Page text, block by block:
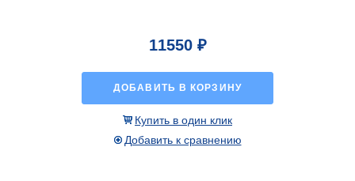
11550 ₽
ДОБАВИТЬ В КОРЗИНУ
Купить в один клик
Добавить к сравнению